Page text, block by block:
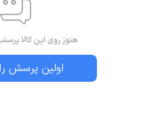
هنوز روی این کالا
اولین پرسش